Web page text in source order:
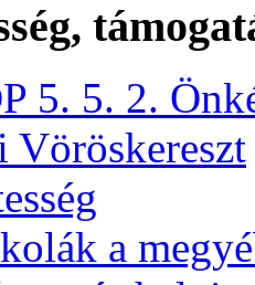
5. 5. 2.
Vöröskereszt
a